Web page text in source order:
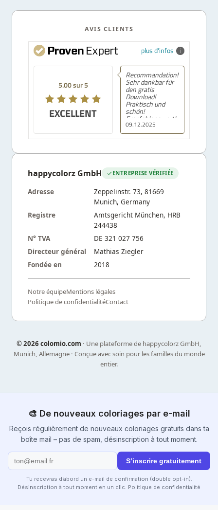
AVIS CLIENTS
plus d'infos
5.00 sur 5
EXCELLENT
09.12.2025
Recommandation!
Sehr dankbar für
den gratis
Download!
Praktisch und
schön!
Empfehlenswert!
happycolorz GmbH ENTREPRISE VÉRIFIÉE
Adresse
Zeppelinstr. 73, 81669
Munich, Germany
Registre
Amtsgericht München, HRB
244438
N° TVA
DE 321 027 756
Directeur général
Mathias Ziegler
Fondée en
2018
Notre équipeMentions légales
Politique de confidentialitéContact
©2026 colomio.com · Une plateforme de happycolorz GmbH,
Munich, Allemagne · Conçue avec soin pour les familles du monde
entier.
🎨 De nouveaux coloriages par e-mail
Reçois régulièrement de nouveaux coloriages gratuits dans ta
boîte mail – pas de spam, désinscription à tout moment.
S’inscrire gratuitement
Tu recevras d’abord un e-mail de confirmation (double opt-in).
Désinscription à tout moment en un clic. Politique de confidentialité